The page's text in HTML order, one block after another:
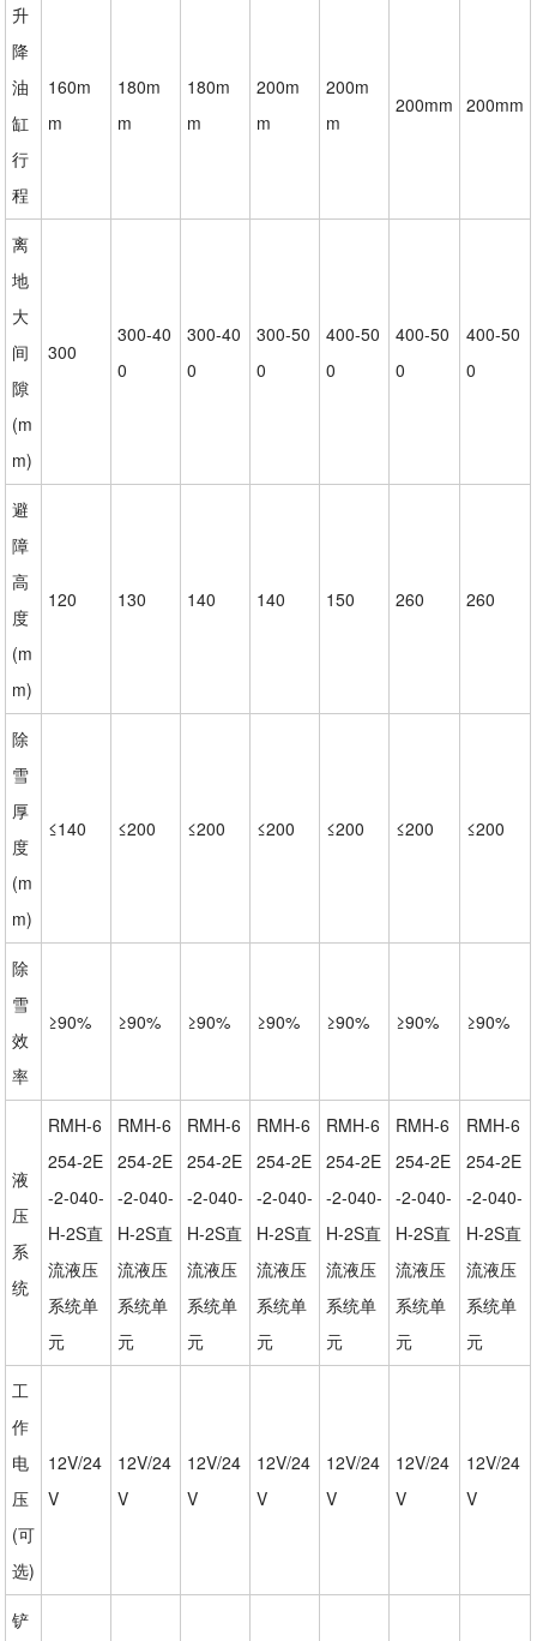
升
降
油
缸
行
程
160m
m
180m
m
180m
m
200m
m
200m
m
200mm 200mm
离
地
大
间
隙
(m
m)
300
300-40
0
300-40
0
300-50
0
400-50
0
400-50
0
400-50
0
避
障
高
度
(m
m)
120 130 140 140 150 260 260
除
雪
厚
度
(m
m)
≤140 ≤200 ≤200 ≤200 ≤200 ≤200 ≤200
除
雪
效
率
≥90% ≥90% ≥90% ≥90% ≥90% ≥90% ≥90%
液
压
系
统
RMH-6
254-2E
-2-040-
H-2S直
流液压
系统单
元
RMH-6
254-2E
-2-040-
H-2S直
流液压
系统单
元
RMH-6
254-2E
-2-040-
H-2S直
流液压
系统单
元
RMH-6
254-2E
-2-040-
H-2S直
流液压
系统单
元
RMH-6
254-2E
-2-040-
H-2S直
流液压
系统单
元
RMH-6
254-2E
-2-040-
H-2S直
流液压
系统单
元
RMH-6
254-2E
-2-040-
H-2S直
流液压
系统单
元
工
作
电
压
(可
选)
12V/24
V
12V/24
V
12V/24
V
12V/24
V
12V/24
V
12V/24
V
12V/24
V
铲